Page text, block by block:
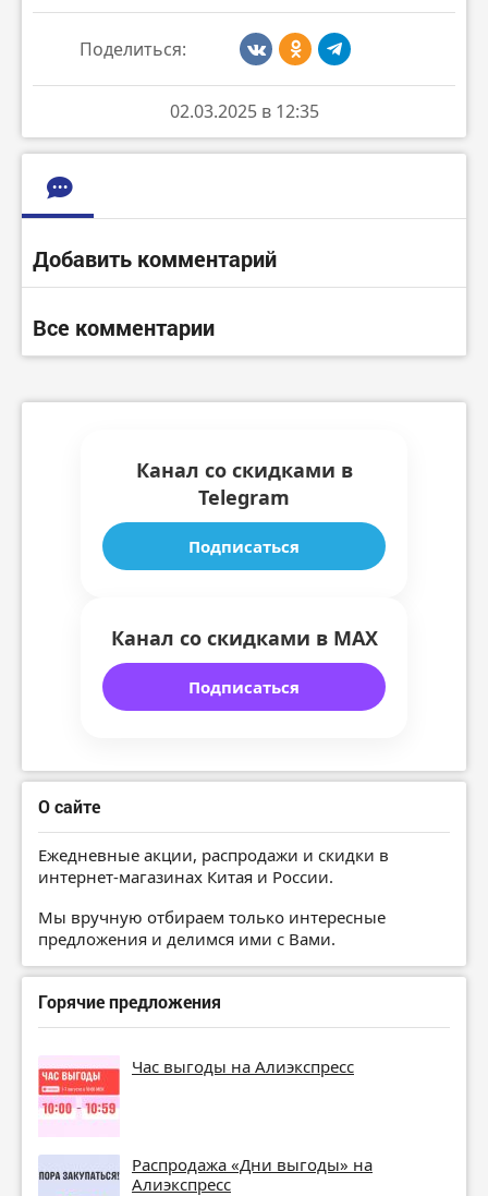
Поделиться:
02.03.2025 в 12:35
Добавить комментарий
Все комментарии
Канал со скидками в
Telegram
Подписаться
Канал со скидками в MAX
Подписаться
О сайте
Ежедневные акции, распродажи и скидки в
интернет-магазинах Китая и России.
Мы вручную отбираем только интересные
предложения и делимся ими с Вами.
Горячие предложения
Час выгоды на Алиэкспресс
Распродажа «Дни выгоды» на
Алиэкспресс